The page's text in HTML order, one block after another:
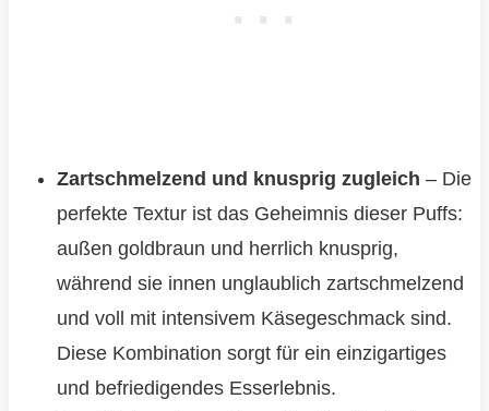
Zartschmelzend und knusprig zugleich – Die
perfekte Textur ist das Geheimnis dieser Puffs:
außen goldbraun und herrlich knusprig,
während sie innen unglaublich zartschmelzend
und voll mit intensivem Käsegeschmack sind.
Diese Kombination sorgt für ein einzigartiges
und befriedigendes Esserlebnis.